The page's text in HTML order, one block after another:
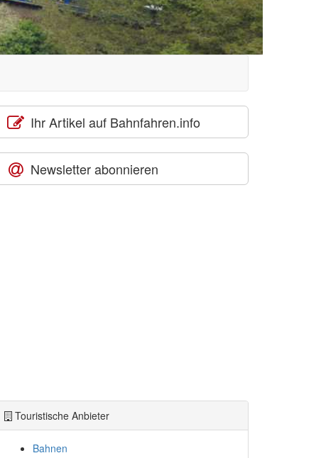
Ihr Artikel auf Bahnfahren.info
Newsletter abonnieren
Touristische Anbieter
Bahnen